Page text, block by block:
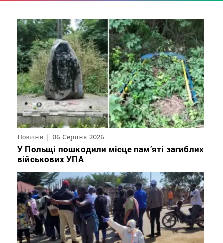
Новини 06 Серпня 2026
У Польщі пошкодили місце пам’яті загиблих
військових УПА